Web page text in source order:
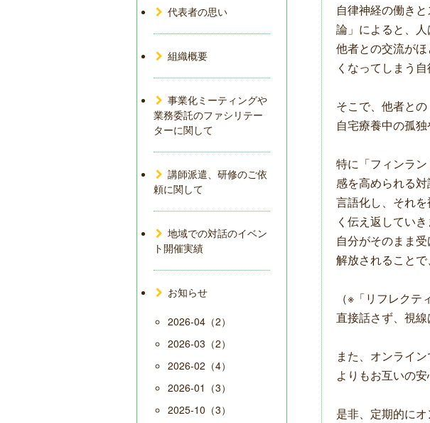
自律神経の働き
論」によると、
他者との交流が
くなってしまう
そこで、他者と
自宅療養中の孤
特に「フィンラン
感を高められる
言語化し、それ
く伝え返していき
自分がそのまま
解放されることで
（※「リフレク
直接話さず、視
また、オンライ
よりもお互いの
是非、定期的に
代表者の思い
組織概要
事業化ミーティングや
業務委託のファシリテー
ターに関して
講師派遣、研修のご依
頼に関して
地域での対話のイベン
ト開催実績
お知らせ
2026-04（2）
2026-03（2）
2026-02（4）
2026-01（3）
2025-10（3）